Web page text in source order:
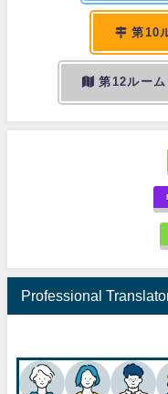
第10
第12ルー
Professional